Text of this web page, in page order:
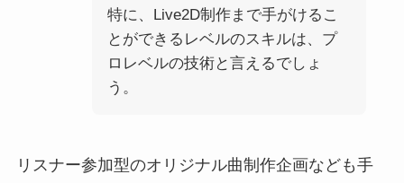
特に、Live2D制作まで手がけるこ
とができるレベルのスキルは、プ
ロレベルの技術と言えるでしょ
う。
リスナー参加型のオリジナル曲制作企画なども手